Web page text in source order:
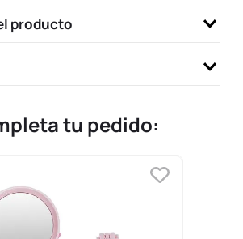
producto
tu pedido: